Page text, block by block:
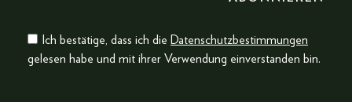
Ich bestätige, dass ich die Datenschutzbestimmungen
gelesen habe und mit ihrer Verwendung einverstanden bin.